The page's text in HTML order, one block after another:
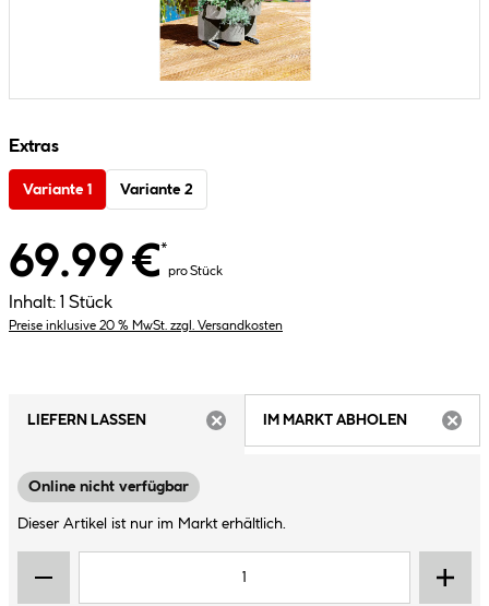
Extras
Variante 1 Variante 2
69.99 €*
pro Stück
Inhalt: 1 Stück
Preise inklusive 20 % MwSt. zzgl. Versandkosten
LIEFERN LASSEN
IM MARKT ABHOLEN
Online nicht verfügbar
Dieser Artikel ist nur im Markt erhältlich.